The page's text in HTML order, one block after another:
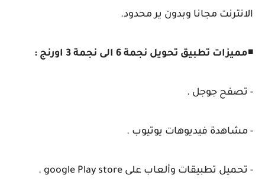
الانترنت مجانا وبدون ير محدود.
◾مميزات تطبيق تحويل نجمة 6 الى نجمة 3 اورنج :
- تصفح جوجل .
- مشاهدة فيديوهات يوتيوب .
- تحميل تطبيقات وألعاب على google Play store .